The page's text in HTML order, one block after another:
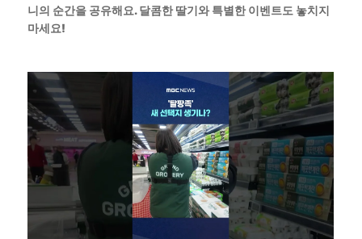
니의 순간을 공유해요. 달콤한 딸기와 특별한 이벤트도 놓치지
마세요!